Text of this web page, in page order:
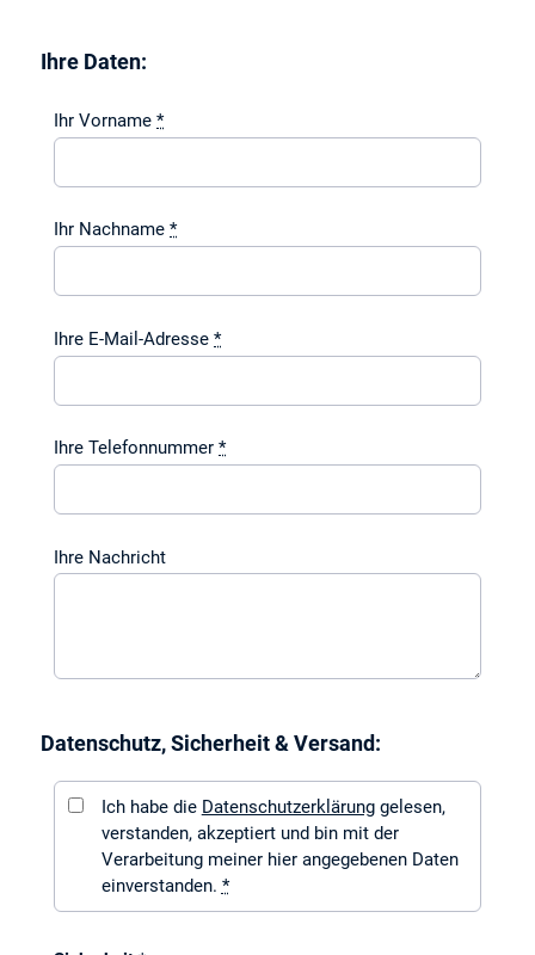
Ihre Daten:
Ihr Vorname*
Ihr Nachname*
Ihre E-Mail-Adresse*
Ihre Telefonnummer*
Ihre Nachricht
Datenschutz, Sicherheit & Versand:
Ich habe die Datenschutzerklärunggelesen,
verstanden, akzeptiert und bin mit der
Verarbeitung meiner hier angegebenen Daten
einverstanden. *